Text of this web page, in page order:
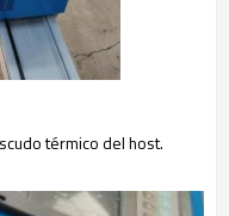
térmico del host.